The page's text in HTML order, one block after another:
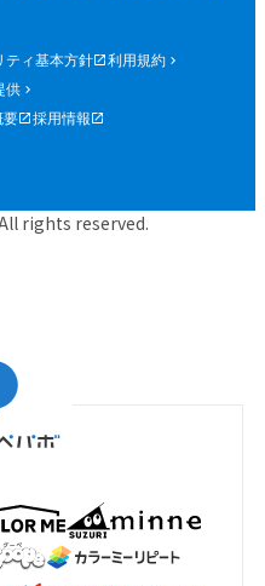
ティ基本方針
利用規約
供
要 採用情報
rights reserved.